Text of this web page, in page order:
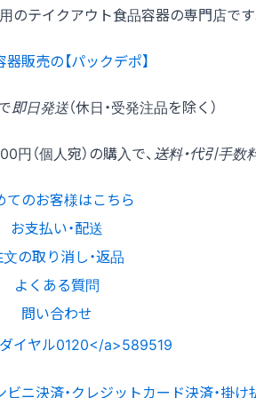
のテイクアウト食品容器の専門店です
販売の【パックデポ】
即日発送（休日・受発注品を除く）
円（個人宛）の購入で、 送料・代引手数
てのお客様はこちら
お支払い・配送
の取り消し・返品
よくある質問
問い合わせ